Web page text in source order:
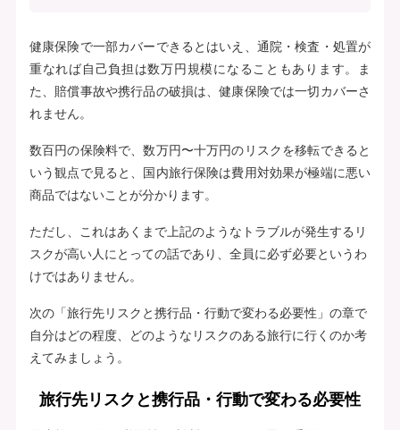
健康保険で一部カバーできるとはいえ、通院・検査・処置が
重なれば自己負担は数万円規模になることもあります。ま
た、賠償事故や携行品の破損は、健康保険では一切カバーさ
れません。
数百円の保険料で、数万円〜十万円のリスクを移転できると
いう観点で見ると、国内旅行保険は費用対効果が極端に悪い
商品ではないことが分かります。
ただし、これはあくまで上記のようなトラブルが発生するリ
スクが高い人にとっての話であり、全員に必ず必要というわ
けではありません。
次の「旅行先リスクと携行品・行動で変わる必要性」の章で
自分はどの程度、どのようなリスクのある旅行に行くのか考
えてみましょう。
旅行先リスクと携行品・行動で変わる必要性